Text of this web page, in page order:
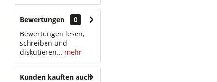
Bewertungen
0
Bewertungen lesen,
schreiben und
diskutieren... mehr
Kunden kauften auch